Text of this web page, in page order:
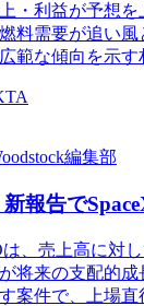
・利益が予想
料需要が追い
範な傾向を示
編集部
報告で
は、売上高に対
将来の支配的成
案件で、上場